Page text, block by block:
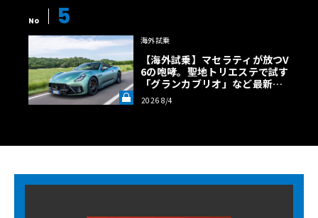
No 5
海外試乗
【海外試乗】マセラティが放つV
6の咆哮。聖地トリエステで試す
「グランカブリオ」など最新ト
ロフェオ3台の官能評価《LE VO
LANT LAB》
2026 8/4